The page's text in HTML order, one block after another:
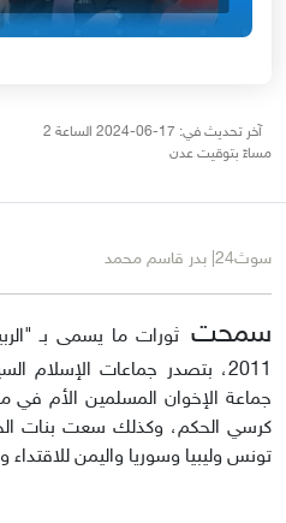
آخر تحديث في: 17-06-2024 الساعة 2
مساءً بتوقيت عدن
سوث24| بدر قاسم محمد
سمحت ثورات ما يسمى بـ
2011، بتصدر جماعات
جماعة الإخوان المسلمين الأم في
كرسي الحكم، وكذلك سعت بنات
تونس وليبيا وسوريا واليمن